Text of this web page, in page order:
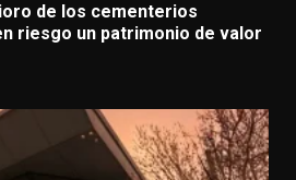
de los cementerios
riesgo un patrimonio de valor